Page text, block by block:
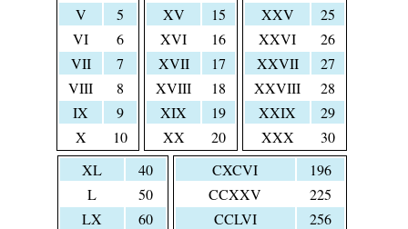
V
5
VI
6
VII
7
VIII
8
IX
9
X
10
XV
15
XVI
16
XVII
17
XVIII
18
XIX
19
XX
20
XXV
25
XXVI
26
XXVII
27
XXVIII
28
XXIX
29
XXX
30
XL
40
L
50
LX
60
CXCVI
196
CCXXV
225
CCLVI
256